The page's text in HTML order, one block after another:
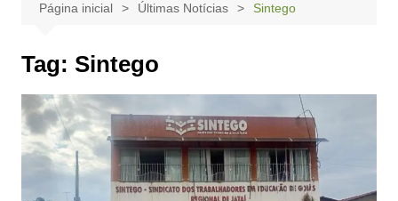
Página inicial Últimas Notícias Sintego
Tag: Sintego